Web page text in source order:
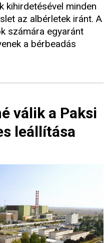
kihirdetésével minden
az albérletek iránt. A
számára egyaránt
a bérbeadás
válik a Paksi
leállítása